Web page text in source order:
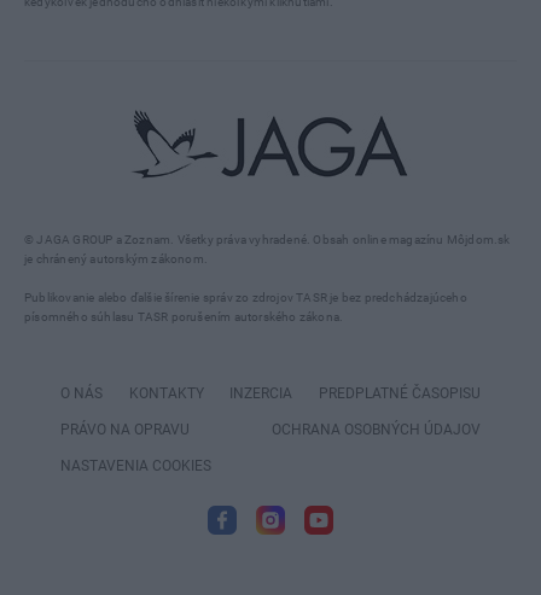
© JAGA GROUP a Zoznam. Všetky práva vyhradené. Obsah online magazínu Môjdom.sk
je chránený autorským zákonom.
Publikovanie alebo ďalšie šírenie správ zo zdrojov TASR je bez predchádzajúceho
písomného súhlasu TASR porušením autorského zákona.
O NÁS KONTAKTY INZERCIA PREDPLATNÉ ČASOPISU
PRÁVO NA OPRAVU OCHRANA OSOBNÝCH ÚDAJOV
NASTAVENIA COOKIES